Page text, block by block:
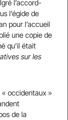
l’accord-
l’égide de
pour l’accueil
une copie de
qu’il était
sur les
« occidentaux »
de la